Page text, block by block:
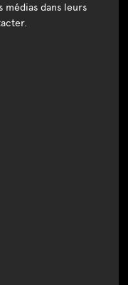
médias dans leurs